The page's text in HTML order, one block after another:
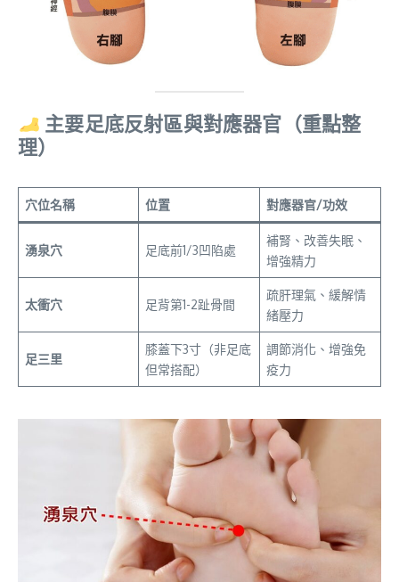
主要足底反射區與對應器官 （重點整
理）
穴位名稱 位置 對應器官/功效
湧泉穴 足底前1/3凹陷處
補腎、改善失眠、
增強精力
太衝穴 足背第1-2趾骨間
疏肝理氣、緩解情
緒壓力
足三里
膝蓋下3寸（非足底
但常搭配）
調節消化、增強免
疫力